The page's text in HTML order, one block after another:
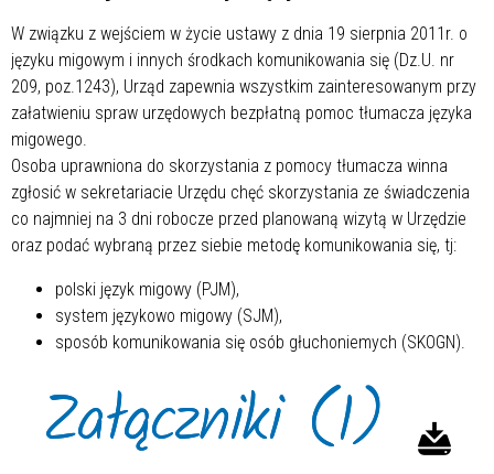
W związku z wejściem w życie ustawy z dnia 19 sierpnia 2011r. o
języku migowym i innych środkach komunikowania się (Dz.U. nr
209, poz.1243), Urząd zapewnia wszystkim zainteresowanym przy
załatwieniu spraw urzędowych bezpłatną pomoc tłumacza języka
migowego.
Osoba uprawniona do skorzystania z pomocy tłumacza winna
zgłosić w sekretariacie Urzędu chęć skorzystania ze świadczenia
co najmniej na 3 dni robocze przed planowaną wizytą w Urzędzie
oraz podać wybraną przez siebie metodę komunikowania się, tj:
polski język migowy (PJM),
system językowo migowy (SJM),
sposób komunikowania się osób głuchoniemych (SKOGN).
Załączniki (1)